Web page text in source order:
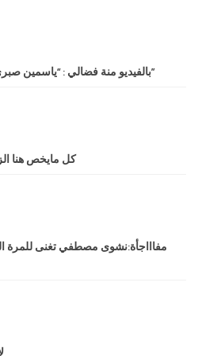
بالفيديو منة فضالي : “ياسمين صبري ممثلة ضعيفة وبتشتري الشهرة”
كل مايخص هنا
مفاااجأة:نشوى مصطفي تغنى للمرة